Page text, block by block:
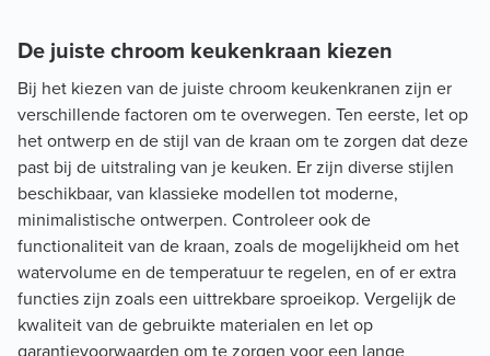
De juiste chroom keukenkraan kiezen
Bij het kiezen van de juiste chroom keukenkranen zijn er
verschillende factoren om te overwegen. Ten eerste, let op
het ontwerp en de stijl van de kraan om te zorgen dat deze
past bij de uitstraling van je keuken. Er zijn diverse stijlen
beschikbaar, van klassieke modellen tot moderne,
minimalistische ontwerpen. Controleer ook de
functionaliteit van de kraan, zoals de mogelijkheid om het
watervolume en de temperatuur te regelen, en of er extra
functies zijn zoals een uittrekbare sproeikop. Vergelijk de
kwaliteit van de gebruikte materialen en let op